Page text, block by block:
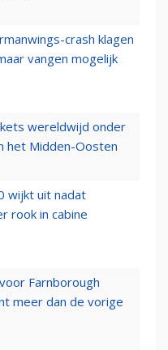
crash klagen
vangen mogelijk
wereldwijd onder
het Midden-Oosten
wijkt uit nadat
rook in cabine
Farnborough
meer dan de vorige